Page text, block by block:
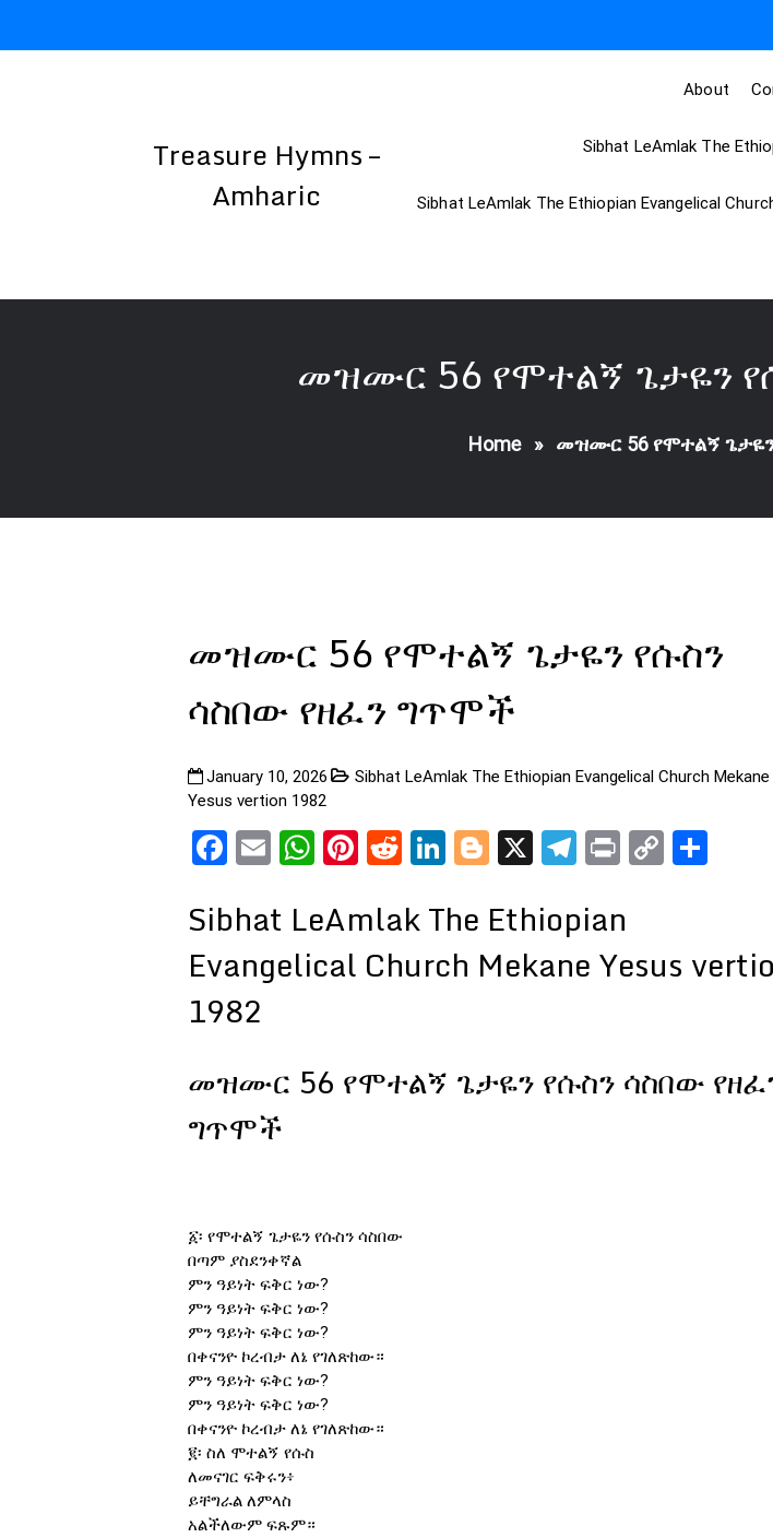
Treasure Hymns –
Amharic
About
Sibhat LeAmlak The
Sibhat LeAmlak The Ethiopian Evangelical
መዝሙር 56 የሞተልኝ ጌታዬን
Home» መዝሙር 56 የሞተልኝ
መዝሙር 56 የሞተልኝ ጌታዬን የሱስን
ሳስበው የዘፈን ግጥሞች
January 10, 2026
Sibhat LeAmlak The Ethiopian Evangelical Church Mekane
Yesus vertion 1982
Facebook
EmailWhatsApp
Pinterest
RedditLinkedIn
Blogger
X Telegram
PrintCopy
Sibhat LeAmlak The Ethiopian
Evangelical Church Mekane Yesus
1982
መዝሙር 56 የሞተልኝ ጌታዬን የሱስን ሳስበው
ግጥሞች
፩፡ የሞተልኝ ጌታዬን የሱስን ሳስበው
በጣም ያስደንቀኛል
ምን ዓይነት ፍቅር ነው?
ምን ዓይነት ፍቅር ነው?
ምን ዓይነት ፍቅር ነው?
በቀናንዮ ኮረብታ ለኔ የገለጽከው።
ምን ዓይነት ፍቅር ነው?
ምን ዓይነት ፍቅር ነው?
በቀናንዮ ኮረብታ ለኔ የገለጽከው።
፪፡ ስለ ሞተልኝ የሱስ
ለመናገር ፍቅሩን፥
ይቸግራል ለምላስ
አልችለውም ፍጹም።